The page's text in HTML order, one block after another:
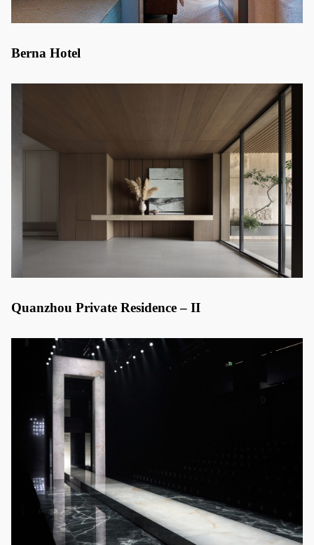
Berna Hotel
Quanzhou Private Residence – II